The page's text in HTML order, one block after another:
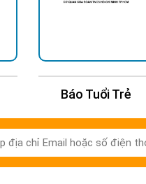
Báo Tuổi Trẻ